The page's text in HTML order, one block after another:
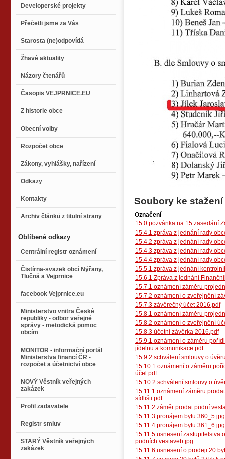
Developerské projekty
Přečetli jsme za Vás
Starosta (ne)odpovídá
Žhavé aktuality
Názory čtenářů
Časopis VEJPRNICE.EU
Z historie obce
Obecní volby
Rozpočet obce
Zákony, vyhlášky, nařízení
Odkazy
Kontakty
Archiv článků z titulní strany
Oblíbené odkazy
Centrální registr oznámení
Čistírna-svazek obcí Nýřany,
Tlučná a Vejprnice
facebook Vejprnice.eu
Ministerstvo vnitra České
republiky - odbor veřejné
správy - metodická pomoc
obcím
MONITOR - informační portál
Ministerstva financí ČR -
rozpočet a účetnictví obce
NOVÝ Věstník veřejných
zakázek
Profil zadavatele
Registr smluv
STARÝ Věstník veřejných
zakázek
Soubory ke stažení
Označení
15.0 pozvánka na 15.zasedání
15.4.1 zpráva z jednání rady
15.4.2 zpráva z jednání rady
15.4.3 zpráva z jednání rady
15.4.4 zpráva z jednání rady
15.5.1 zpráva z jednání
15.6.1 Zpráva z jednání
15.7.1 oznámení záměru
15.7.2 oznámení o zveřejnění
15.7.3 závěrečný účet 2016.pdf
15.8.1 oznámení záměru
15.8.2 oznámení o zveřejnění
15.8.3 účetní závěrka 2016.pdf
15.9.1 oznámení o záměru
jídelnu a komunikace.pdf
15.9.2 schválení smlouvy o
15.10.1 oznámení o záměru
účel.pdf
15.10.2 schválení smlouvy o
15.11.1 oznámení záměru
sídlišti.pdf
15.11.2 záměr prodat půdní
15.11.3 pronájem bytu 360_5.jpg
15.11.4 pronájem bytu 361_6.jpg
15.11.5 usnesení zastupitelstva
půdních vestaveb.jpg
15.11.6 usnesení o prodeji 20